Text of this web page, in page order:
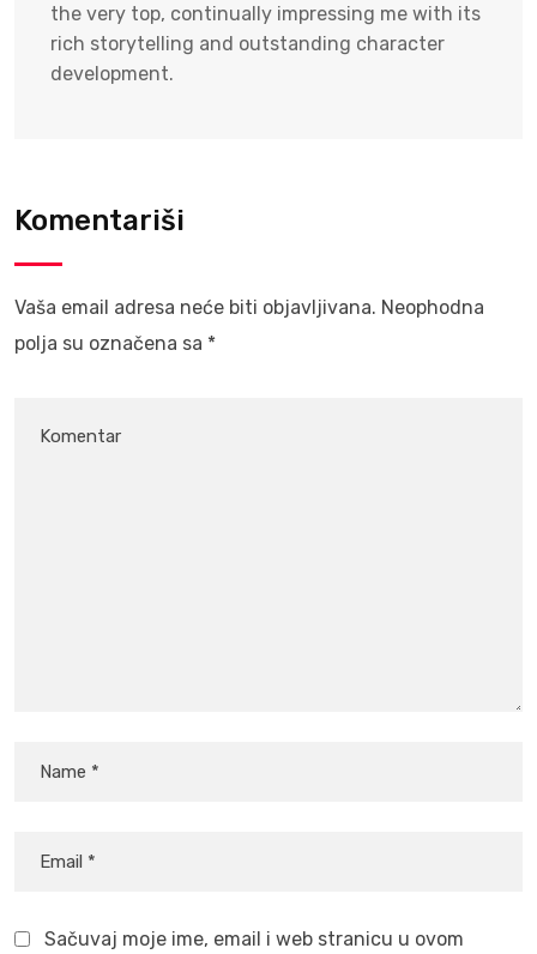
the very top, continually impressing me with its
rich storytelling and outstanding character
development.
Komentariši
Vaša email adresa neće biti objavljivana. Neophodna
polja su označena sa *
Sačuvaj moje ime, email i web stranicu u ovom